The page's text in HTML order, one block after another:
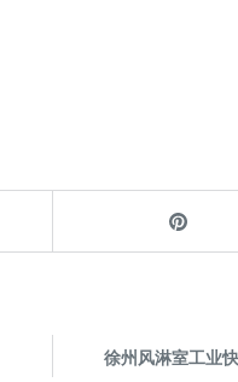
徐州风淋室工业